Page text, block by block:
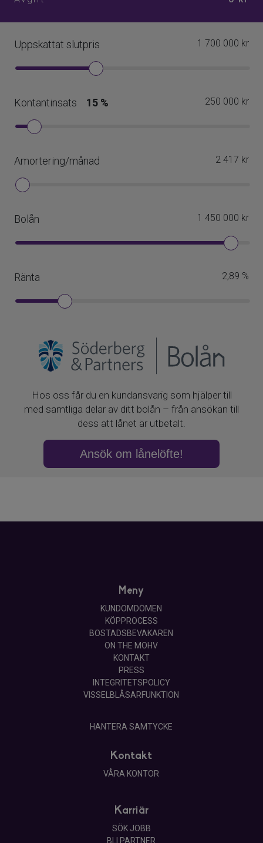
Meny
KUNDOMDÖMEN
KÖPPROCESS
BOSTADSBEVAKAREN
ON THE MOHV
KONTAKT
PRESS
INTEGRITETSPOLICY
VISSELBLÅSARFUNKTION
HANTERA SAMTYCKE
Kontakt
VÅRA KONTOR
Karriär
SÖK JOBB
BLI PARTNER